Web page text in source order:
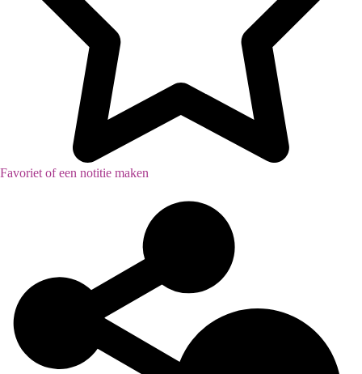
Favoriet of een notitie maken